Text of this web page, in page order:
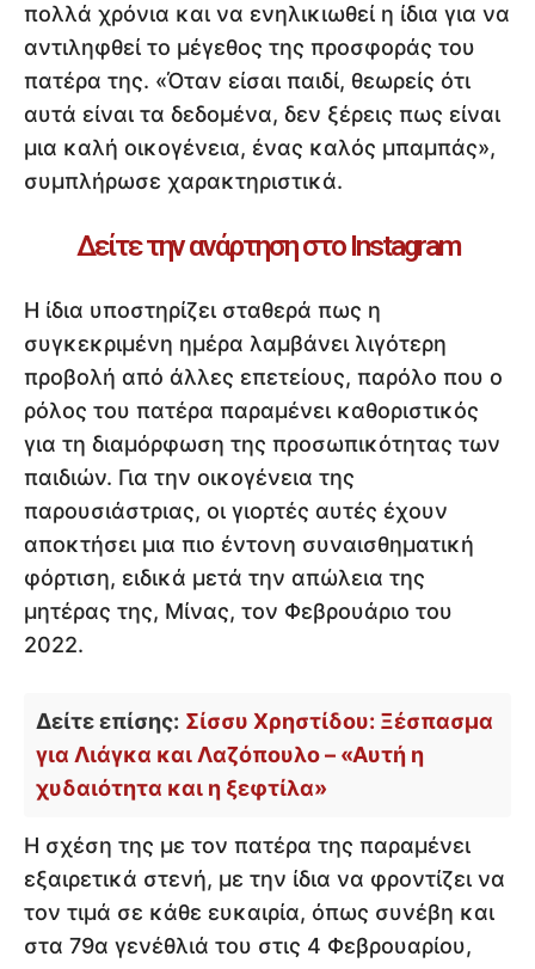
πολλά χρόνια και να ενηλικιωθεί η ίδια για να
αντιληφθεί το μέγεθος της προσφοράς του
πατέρα της. «Όταν είσαι παιδί, θεωρείς ότι
αυτά είναι τα δεδομένα, δεν ξέρεις πως είναι
μια καλή οικογένεια, ένας καλός μπαμπάς»,
συμπλήρωσε χαρακτηριστικά.
Δείτε την ανάρτηση στο Instagram
Η ίδια υποστηρίζει σταθερά πως η
συγκεκριμένη ημέρα λαμβάνει λιγότερη
προβολή από άλλες επετείους, παρόλο που ο
ρόλος του πατέρα παραμένει καθοριστικός
για τη διαμόρφωση της προσωπικότητας των
παιδιών. Για την οικογένεια της
παρουσιάστριας, οι γιορτές αυτές έχουν
αποκτήσει μια πιο έντονη συναισθηματική
φόρτιση, ειδικά μετά την απώλεια της
μητέρας της, Μίνας, τον Φεβρουάριο του
2022.
Δείτε επίσης: Σίσσυ Χρηστίδου: Ξέσπασμα
για Λιάγκα και Λαζόπουλο – «Αυτή η
χυδαιότητα και η ξεφτίλα»
Η σχέση της με τον πατέρα της παραμένει
εξαιρετικά στενή, με την ίδια να φροντίζει να
τον τιμά σε κάθε ευκαιρία, όπως συνέβη και
στα 79α γενέθλιά του στις 4 Φεβρουαρίου,